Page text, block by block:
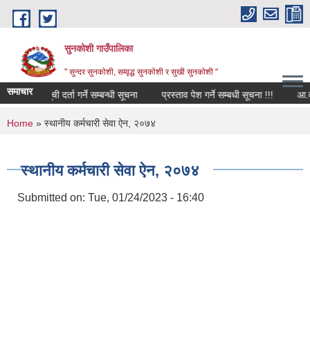
Skip to main content
सुनकोशी गाउँपालिका
" सुन्दर सुनकाेशी, सम्वृद्ध सुनकाेशी र सुखी सुनकाेशी "
समाचार
मौजुदा सूची दर्ता गर्ने सम्बन्धी सूचना प्रस्ताव पेश गर्ने सम्बधी सूचना !!!
You are here
Home » स्थानीय कर्मचारी सेवा ऐन, २०७४
स्थानीय कर्मचारी सेवा ऐन, २०७४
Submitted on: Tue, 01/24/2023 - 16:40